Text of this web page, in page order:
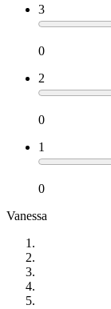
3
0
2
0
1
0
Vanessa